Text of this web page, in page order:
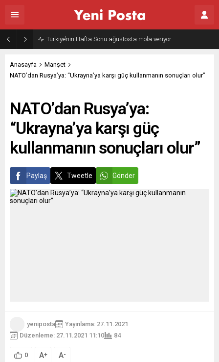
Türkiye’nin Hafta Sonu ağustosta mola veriyor
Anasayfa
Manşet
NATO’dan Rusya’ya: “Ukrayna’ya karşı güç kullanmanın sonuçları olur”
NATO’dan Rusya’ya:
“Ukrayna’ya karşı güç
kullanmanın sonuçları olur”
Paylaş Tweetle Gönder
yeniposta
Yayınlama: 27.11.2021
Düzenleme: 27.11.2021 11:10
84
0 A+ A-